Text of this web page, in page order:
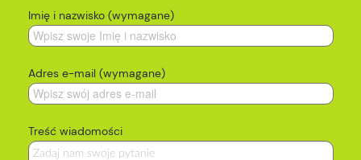
Imię i nazwisko (wymagane)
Adres e-mail (wymagane)
Treść wiadomości